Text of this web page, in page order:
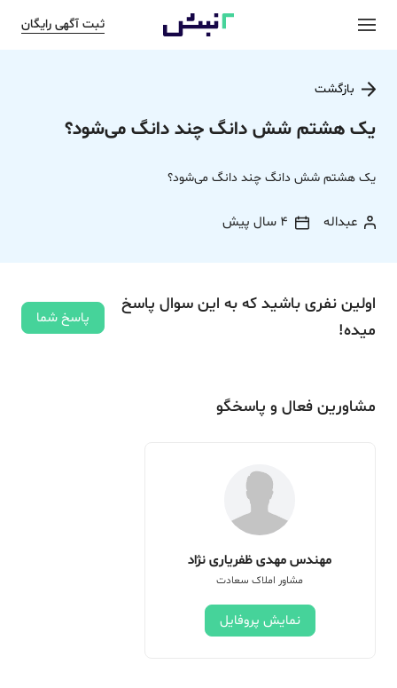
ثبت آگهی رایگان
بازگشت
یک هشتم شش دانگ چند دانگ می‌شود؟
یک هشتم شش دانگ چند دانگ می‌شود؟
عبداله 4 سال پیش
اولین نفری باشید که به این سوال پاسخ
میده!
پاسخ شما
مشاورین فعال و پاسخگو
مهندس مهدی ظفریاری نژاد
مشاور املاک سعادت
نمایش پروفایل